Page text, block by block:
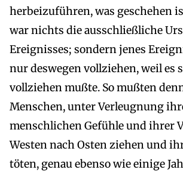
herbeizuführen, was geschehen
war nichts die ausschließliche
Ereignisses; sondern jenes
nur deswegen vollziehen, weil es
vollziehen mußte. So mußten
Menschen, unter Verleugnung
menschlichen Gefühle und ihrer
Westen nach Osten ziehen und
töten, genau ebenso wie einige